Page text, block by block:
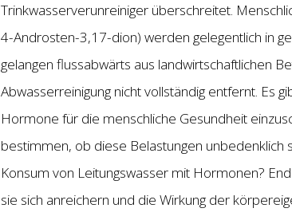
Trinkwasserverunreiniger überschreitet.
4-Androsten-3,17-dion) werden gelegentlich in
gelangen flussabwärts aus landwirtschaftlichen
Abwasserreinigung nicht vollständig entfernt. Es
Hormone für die menschliche Gesundheit
bestimmen, ob diese Belastungen unbedenklich
Konsum von Leitungswasser mit Hormonen?
sie sich anreichern und die Wirkung der